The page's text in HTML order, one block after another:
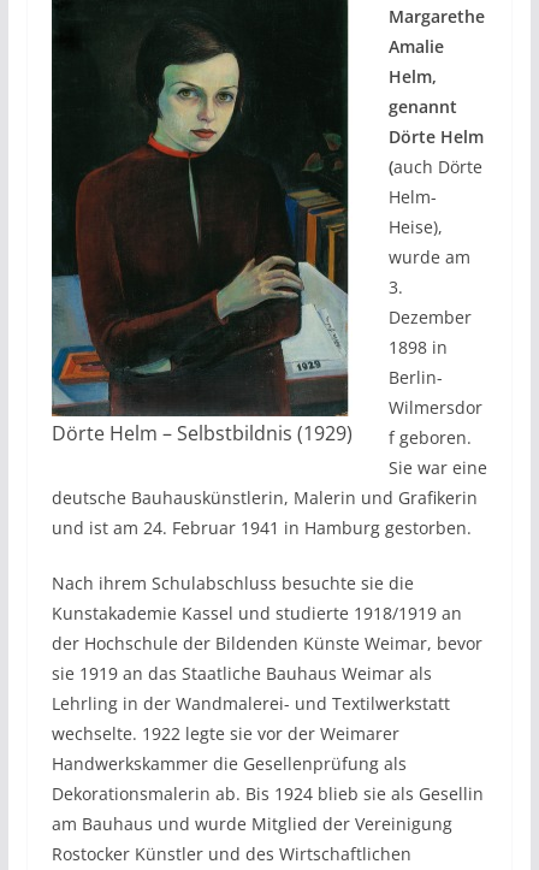
Dörte Helm – Selbstbildnis (1929)
Margarethe
Amalie
Helm,
genannt
Dörte Helm
(auch Dörte
Helm-
Heise),
wurde am
3.
Dezember
1898 in
Berlin-
Wilmersdor
f geboren.
Sie war eine
deutsche Bauhauskünstlerin, Malerin und Grafikerin
und ist am 24. Februar 1941 in Hamburg gestorben.
Nach ihrem Schulabschluss besuchte sie die
Kunstakademie Kassel und studierte 1918/1919 an
der Hochschule der Bildenden Künste Weimar, bevor
sie 1919 an das Staatliche Bauhaus Weimar als
Lehrling in der Wandmalerei- und Textilwerkstatt
wechselte. 1922 legte sie vor der Weimarer
Handwerkskammer die Gesellenprüfung als
Dekorationsmalerin ab. Bis 1924 blieb sie als Gesellin
am Bauhaus und wurde Mitglied der Vereinigung
Rostocker Künstler und des Wirtschaftlichen